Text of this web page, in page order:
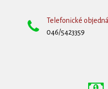
Telefonické
046/5423359